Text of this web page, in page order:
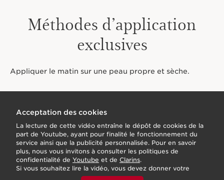
Méthodes d’application
exclusives
Appliquer le matin sur une peau propre et sèche.
Acceptation des cookies
La lecture de cette vidéo entraîne le dépôt de cookies de la
part de Youtube, ayant pour finalité le fonctionnement du
service ainsi que la publicité personnalisée. Pour en savoir
plus, nous vous invitons à consulter les politiques de
confidentialité de Youtube et de Clarins.
Si vous souhaitez lire la vidéo, vous devez donner votre
accord en cliquant ci-dessous.